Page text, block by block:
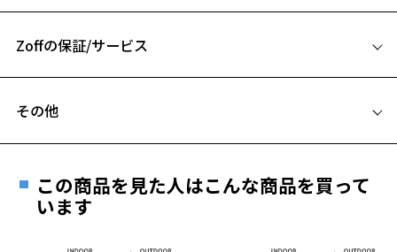
お気に入りに追加済です。
お気に入りリストはこちら
ボリュームが出過ぎないように縁の太さ、レンズカラーを追求しまし
サングラスは、ファッションに取り入れた際に主張が強すぎないレン
フレームはベースがスクエア型で、一見ベーシックなアイテムになり
で、かけやすさを取り入れつつ、雰囲気の出るデザインに仕上げてい
ます。
B ブリッジ(鼻部分)の横幅：20mm
フレームとレンズの合計料金を知りたい方へ
Zoffの保証/サービス
安心1 フレーム１年間品質保証
その他
ご希望のお客さまは、「レンズ交換券」をお選びのうえ、
最寄りのZoff実店舗にてレンズをお買い求めください。
※サングラスやパッケージ品では「レンズ交換券」はお選び
この商品を見た人はこんな商品を買って
います